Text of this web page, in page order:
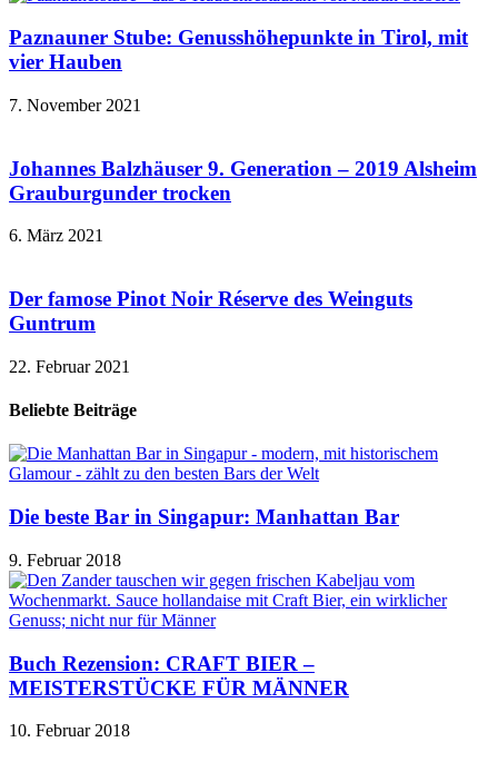
Paznauner Stube: Genusshöhepunkte in Tirol, mit
vier Hauben
7. November 2021
Johannes Balzhäuser 9. Generation – 2019 Alsheim
Grauburgunder trocken
6. März 2021
Der famose Pinot Noir Réserve des Weinguts
Guntrum
22. Februar 2021
Beliebte Beiträge
Die beste Bar in Singapur: Manhattan Bar
9. Februar 2018
Buch Rezension: CRAFT BIER –
MEISTERSTÜCKE FÜR MÄNNER
10. Februar 2018